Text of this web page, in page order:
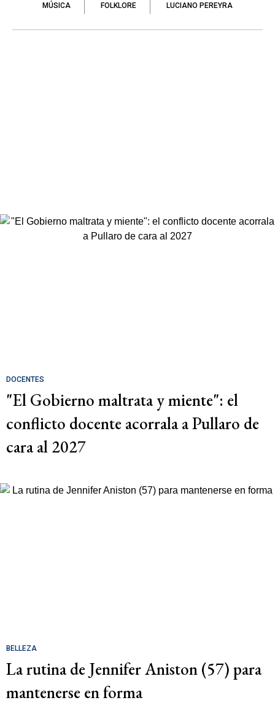
MÚSICA FOLKLORE LUCIANO PEREYRA
DOCENTES
"El Gobierno maltrata y miente": el
conflicto docente acorrala a Pullaro de
cara al 2027
BELLEZA
La rutina de Jennifer Aniston (57) para
mantenerse en forma